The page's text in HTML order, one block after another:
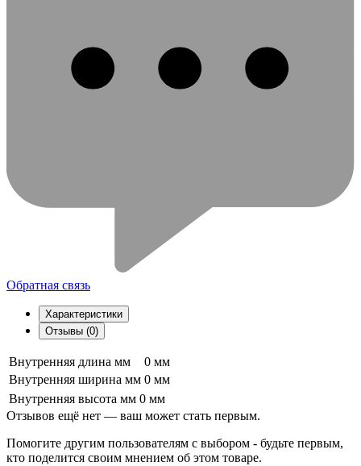
Обратная связь
Характеристики
Отзывы (0)
Внутренняя длина мм
0 мм
Внутренняя ширина мм 0 мм
Внутренняя высота мм 0 мм
Отзывов ещё нет — ваш может стать первым.
Помогите другим пользователям с выбором - будьте первым,
кто поделится своим мнением об этом товаре.